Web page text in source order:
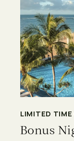
LIMITED TIME
Bonus